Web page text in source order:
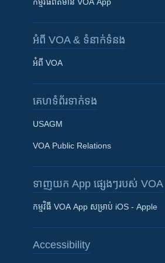
Khmer English
កម្មវិធី​ព័ត៌មាន VOA App
អំពី​ VOA & ទំនាក់ទំនង
អំពី​ VOA
គេហទំព័រ​​ទាក់ទង
USAGM
VOA Public Relations
ទាញយក​ App ផ្សេងៗ​របស់​ VOA
កម្មវិធី​ VOA App សម្រាប់ iOS - Apple
Accessibility